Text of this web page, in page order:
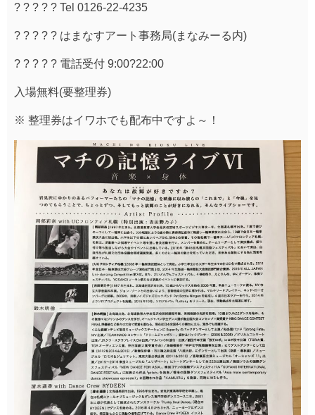
? ? ? ? ? Tel 0126-22-4235
? ? ? ? ? はまなすアート事務局(まなみーる内)
? ? ? ? ? 電話受付 9:00?22:00
入場無料(要整理券)
※ 整理券はイワホでも配布中ですよ～！